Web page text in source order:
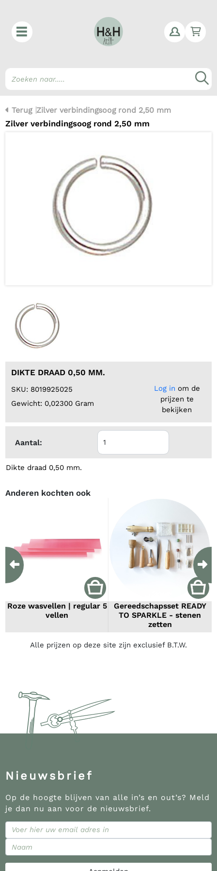
Terug Zilver verbindingsoog rond 2,50 mm
Zilver verbindingsoog rond 2,50 mm
DIKTE DRAAD 0,50 MM.
SKU: 8019925025
Gewicht: 0,02300 Gram
Log in om de
prijzen te
bekijken
Aantal:
Dikte draad 0,50 mm.
Anderen kochten ook
Roze wasvellen | regular 5
vellen
Gereedschapsset READY
TO SPARKLE - stenen
zetten
Previous
Alle prijzen op deze site zijn exclusief B.T.W.
Nieuwsbrief
Op de hoogte blijven van alle in’s en out’s? Meld
je dan nu aan voor de nieuwsbrief.